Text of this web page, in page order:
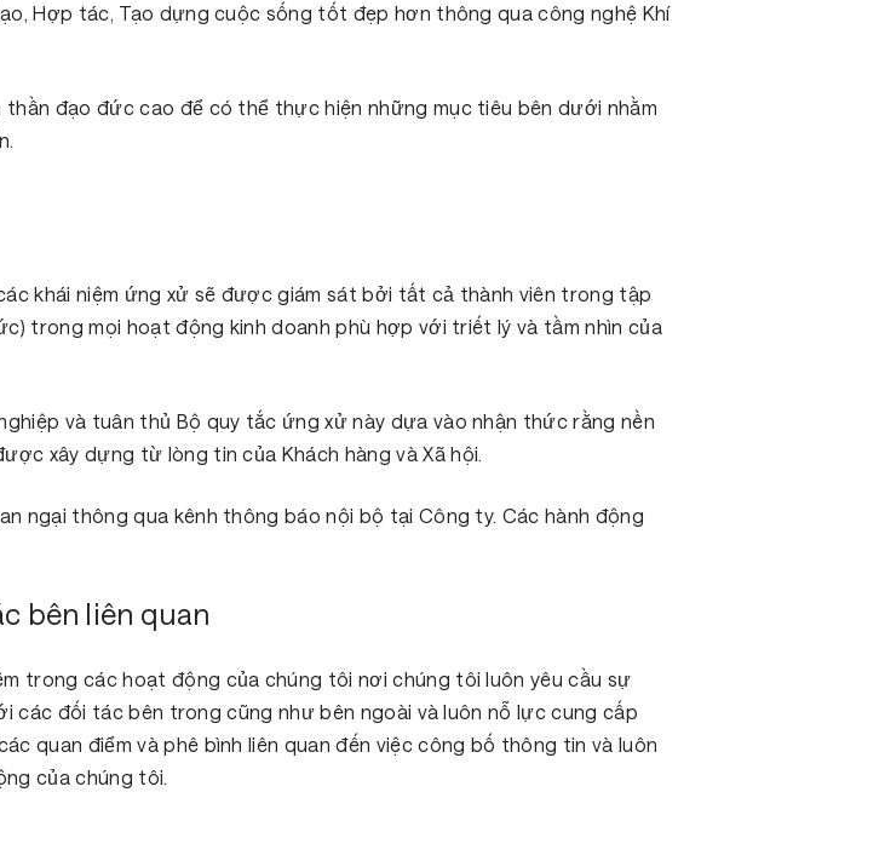
Hợp tác, Tạo dựng cuộc sống tốt đẹp hơn thông qua công nghệ Khí
đạo đức cao để có thể thực hiện những mục tiêu bên dưới nhằm
khái niệm ứng xử sẽ được giám sát bởi tất cả thành viên trong tập
trong mọi hoạt động kinh doanh phù hợp với triết lý và tầm nhìn của
và tuân thủ Bộ quy tắc ứng xử này dựa vào nhận thức rằng nền
xây dựng từ lòng tin của Khách hàng và Xã hội.
ngại thông qua kênh thông báo nội bộ tại Công ty. Các hành động
bên liên quan
trong các hoạt động của chúng tôi nơi chúng tôi luôn yêu cầu sự
các đối tác bên trong cũng như bên ngoài và luôn nỗ lực cung cấp
quan điểm và phê bình liên quan đến việc công bố thông tin và luôn
của chúng tôi.